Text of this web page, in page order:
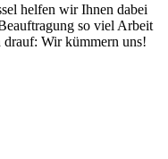
helfen wir Ihnen dabei
so viel Arbeit
drauf: Wir kümmern uns!